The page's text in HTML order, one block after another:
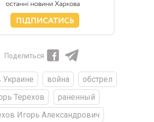
Поделиться
Украине война
обстрел
Терехов
раненный
Игорь Александрович